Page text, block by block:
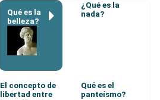
Qué es la
belleza?
¿Qué es la
nada?
El concepto de
libertad entre
Qué es el
panteísmo?